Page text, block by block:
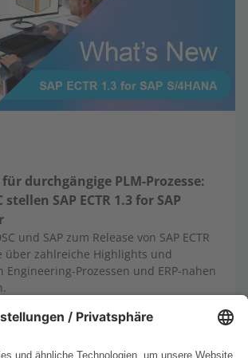
durchgängige PLM-Prozesse:
stellen SAP ECTR 1.3 for SAP
und SAP zum Release von SAP ECTR
über zahlreiche Highlights und
Engineering-Prozessen und ERP-nahen
Mehr erfahren